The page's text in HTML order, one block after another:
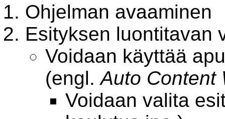
Ohjelman avaaminen
Esityksen luontitavan
Voidaan käyttää
(engl.Auto Content
Voidaan valita